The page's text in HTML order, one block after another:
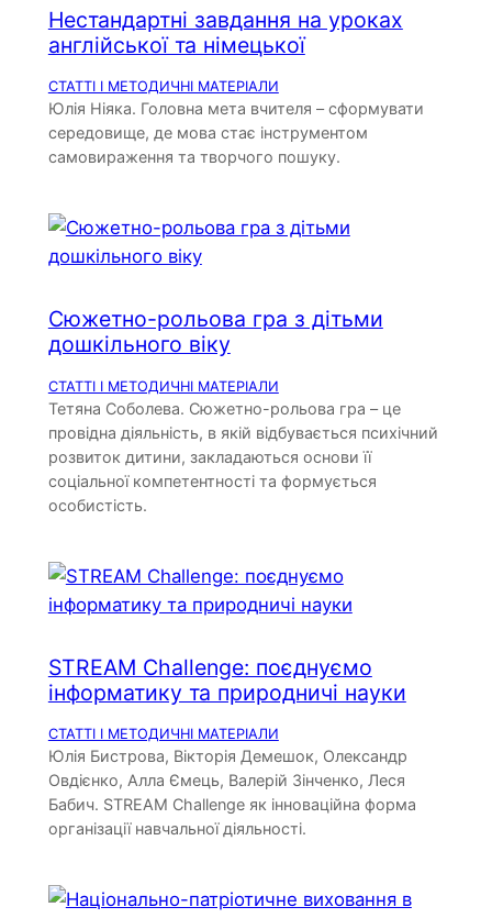
Нестандартні завдання на уроках
англійської та німецької
СТАТТІ І МЕТОДИЧНІ МАТЕРІАЛИ
Юлія Ніяка. Головна мета вчителя – сформувати
середовище, де мова стає інструментом
самовираження та творчого пошуку.
Сюжетно-рольова гра з дітьми
дошкільного віку
СТАТТІ І МЕТОДИЧНІ МАТЕРІАЛИ
Тетяна Соболева. Сюжетно-рольова гра – це
провідна діяльність, в якій відбувається психічний
розвиток дитини, закладаються основи її
соціальної компетентності та формується
особистість.
STREAM Challenge: поєднуємо
інформатику та природничі науки
СТАТТІ І МЕТОДИЧНІ МАТЕРІАЛИ
Юлія Бистрова, Вікторія Демешок, Олександр
Овдієнко, Алла Ємець, Валерій Зінченко, Леся
Бабич. STREAM Challenge як інноваційна форма
організації навчальної діяльності.